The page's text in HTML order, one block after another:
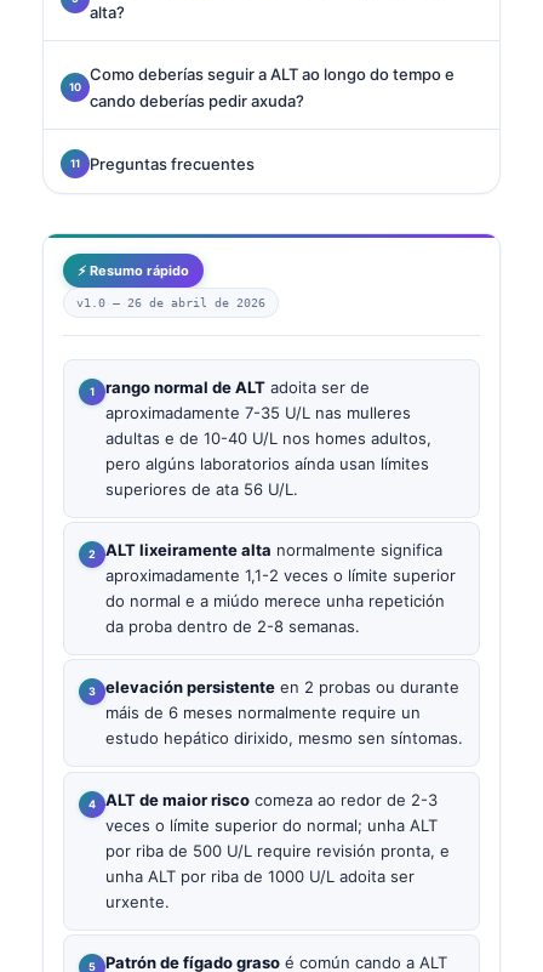
alta?
Como deberías seguir a ALT ao longo do tempo e
cando deberías pedir axuda?
Preguntas frecuentes
⚡ Resumo rápido
v1.0 — 26 de abril de 2026
rango normal de ALT adoita ser de
aproximadamente 7-35 U/L nas mulleres
adultas e de 10-40 U/L nos homes adultos,
pero algúns laboratorios aínda usan límites
superiores de ata 56 U/L.
ALT lixeiramente alta normalmente significa
aproximadamente 1,1-2 veces o límite superior
do normal e a miúdo merece unha repetición
da proba dentro de 2-8 semanas.
elevación persistente en 2 probas ou durante
máis de 6 meses normalmente require un
estudo hepático dirixido, mesmo sen síntomas.
ALT de maior risco comeza ao redor de 2-3
veces o límite superior do normal; unha ALT
por riba de 500 U/L require revisión pronta, e
unha ALT por riba de 1000 U/L adoita ser
urxente.
Patrón de fígado graso é común cando a ALT